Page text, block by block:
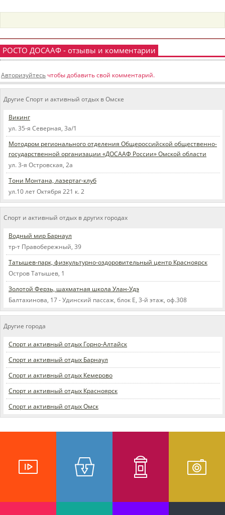
пїЅпїЅпїЅ
пїЅпїЅпїЅ
пїЅпїЅпїЅпїЅпїЅпїЅпїЅпїЅпїЅ
пїЅпїЅпїЅ пїЅпїЅпїЅпїЅпїЅ
пїЅпїЅпїЅ пїЅпїЅпїЅпїЅпїЅпїЅ
пїЅпїЅпїЅпїЅпїЅ
пїЅпїЅпїЅпїЅпїЅпїЅпїЅпїЅпїЅпїЅ
пїЅпїЅпїЅпїЅпїЅпїЅпїЅпїЅпїЅпїЅ
РОСТО ДОСААФ - отзывы и комментарии
Авторизуйтесь чтобы добавить свой комментарий.
Другие Спорт и активный отдых в Омске
Викинг
ул. 35-я Северная, 3а/1
Мотодром регионального отделения Общероссийской общественно-
государственной организации «ДОСААФ России» Омской области
ул. 3-я Островская, 2а
Тони Монтана, лазертаг-клуб
ул.10 лет Октября 221 к. 2
Спорт и активный отдых в других городах
Водный мир Барнаул
тр-т Правобережный, 39
Татышев-парк, физкультурно-оздоровительный центр Красноярск
Остров Татышев, 1
Золотой Ферзь, шахматная школа Улан-Удэ
Балтахинова, 17 - Удинский пассаж, блок Е, 3-й этаж, оф.308
Другие города
Спорт и активный отдых Горно-Алтайск
Спорт и активный отдых Барнаул
Спорт и активный отдых Кемерово
Спорт и активный отдых Красноярск
Спорт и активный отдых Омск